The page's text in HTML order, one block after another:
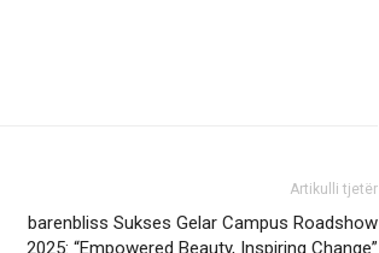
Artikulli tjetër
barenbliss Sukses Gelar Campus Roadshow
2025: “Empowered Beauty, Inspiring Change”